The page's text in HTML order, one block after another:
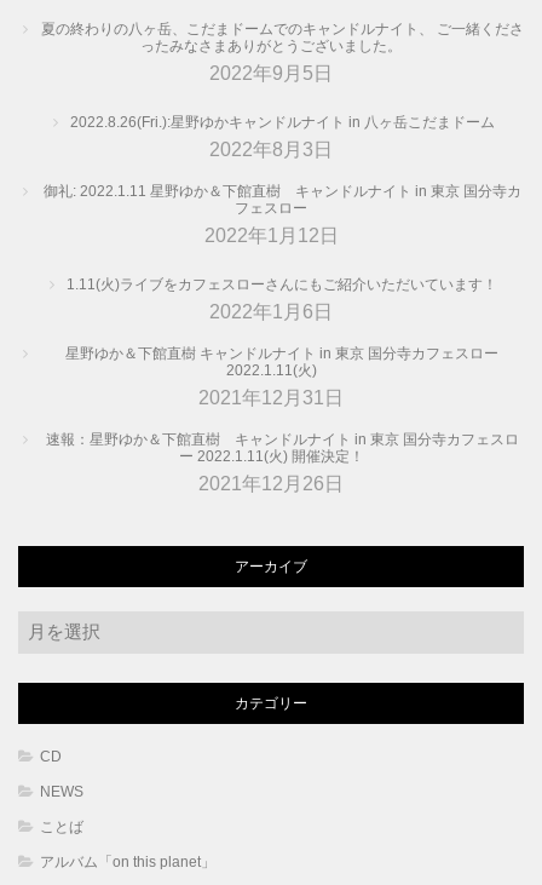
夏の終わりの八ヶ岳、こだまドームでのキャンドルナイト、 ご一緒くださ
ったみなさまありがとうございました。
2022年9月5日
2022.8.26(Fri.):星野ゆかキャンドルナイト in 八ヶ岳こだまドーム
2022年8月3日
御礼: 2022.1.11 星野ゆか＆下館直樹 キャンドルナイト in 東京 国分寺カ
フェスロー
2022年1月12日
1.11(火)ライブをカフェスローさんにもご紹介いただいています！
2022年1月6日
星野ゆか＆下館直樹 キャンドルナイト in 東京 国分寺カフェスロー
2022.1.11(火)
2021年12月31日
速報：星野ゆか＆下館直樹 キャンドルナイト in 東京 国分寺カフェスロ
ー 2022.1.11(火) 開催決定！
2021年12月26日
アーカイブ
ア
カ
カテゴリー
CD
NEWS
ことば
アルバム「on this planet」